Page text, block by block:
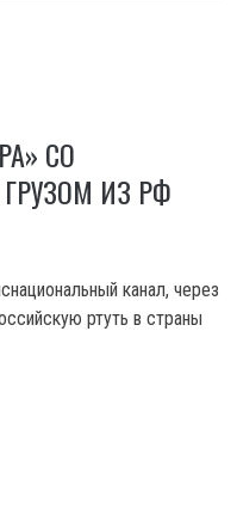
СО
ИЗ РФ
канал, через
ртуть в страны